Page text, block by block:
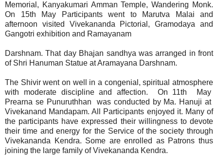
Memorial, Kanyakumari Amman Temple, Wandering Monk.
On 15th May Participants went to Marutva Malai and
afternoon visited Vivekananda Pictorial, Gramodaya and
Gangotri exhibition and Ramayanam
Darshnam. That day Bhajan sandhya was arranged in front
of Shri Hanuman Statue at Aramayana Darshnam.
The Shivir went on well in a congenial, spiritual atmosphere
with moderate discipline and affection. On 11th May
Prearna se Punuruthhan was conducted by Ma. Hanuji at
Vivekanand Mandapam. All Participants enjoyed it. Many of
the participants have expressed their willingness to devote
their time and energy for the Service of the society through
Vivekananda Kendra. Some are enrolled as Patrons thus
joining the large family of Vivekananda Kendra.